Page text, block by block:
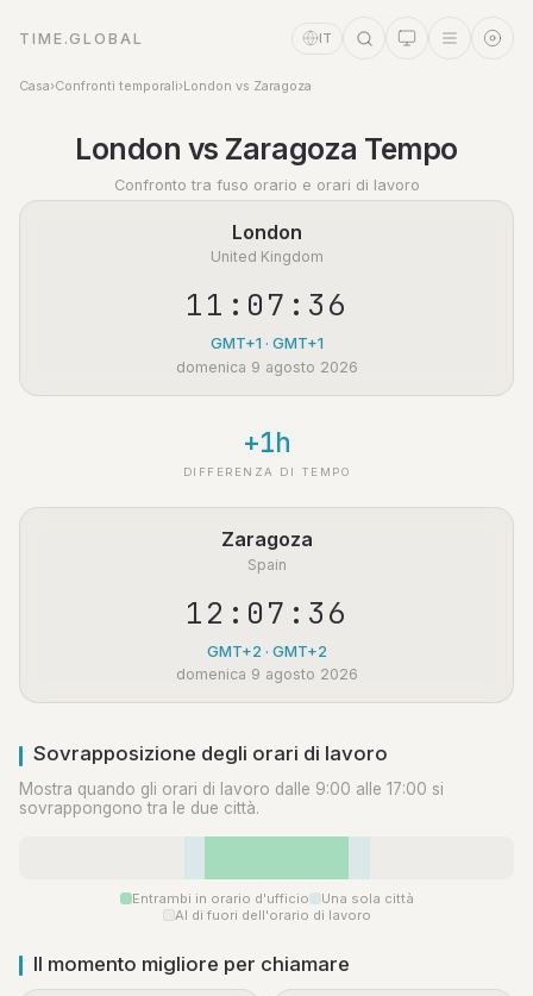
TIME.GLOBAL IT
Casa›Confronti temporali›London vs Zaragoza
London vs Zaragoza Tempo
Confronto tra fuso orario e orari di lavoro
London
United Kingdom
11:07:37
GMT+1 · GMT+1
domenica 9 agosto 2026
+1h
DIFFERENZA DI TEMPO
Zaragoza
Spain
12:07:37
GMT+2 · GMT+2
domenica 9 agosto 2026
Sovrapposizione degli orari di lavoro
Mostra quando gli orari di lavoro dalle 9:00 alle 17:00 si
sovrappongono tra le due città.
Entrambi in orario d'ufficio
Una sola città
Al di fuori dell'orario di lavoro
Il momento migliore per chiamare
Assistente a tempo
Online